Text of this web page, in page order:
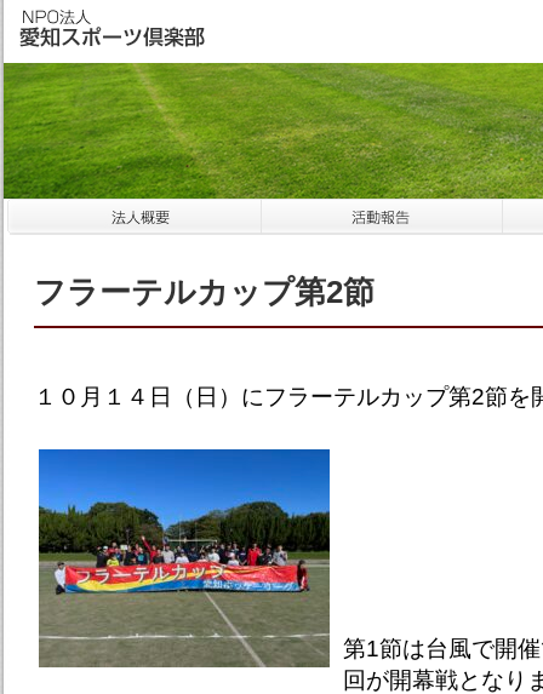
フラーテルカップ第2節
１０月１４日（日）にフラーテルカップ第2節を
第1節は台風で開
回が開幕戦となり